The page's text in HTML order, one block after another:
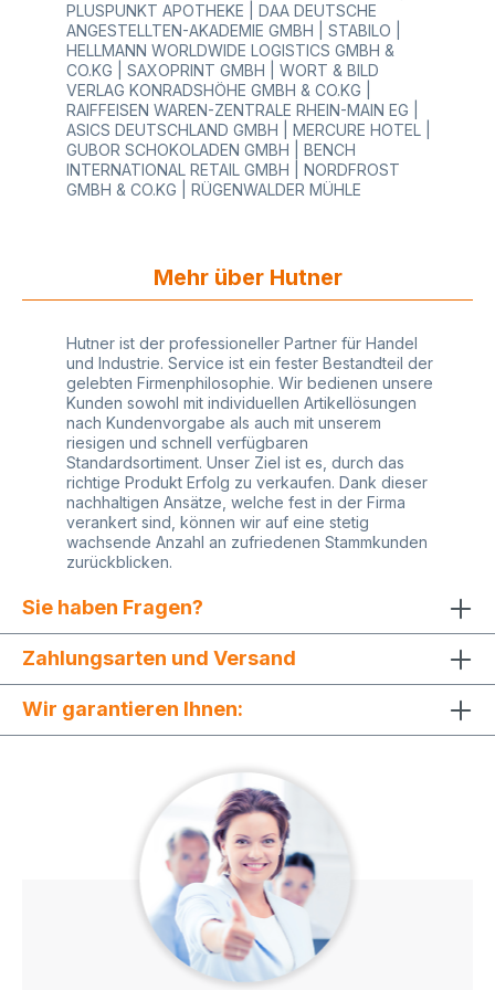
vektorisierte Druckdaten und alle Schriften in
Kurven konvertiert (z. B. vektorisierte PDF, EPS,
CDR, oder AI). Falls Sie keine vektorisierten Daten
haben, können wir Ihnen gerne, auf Anfrage,
kostengünstig bei der Datenerstellung helfen.
Nicht alle Druckmotive können im
Siebdruckverfahren realisiert werden. Ihre Daten
und Dateien senden Sie uns am besten per E-mail
zu, wir prüfen sie und erstellen Ihnen dann einen
Korrekturabzug zur Druckfreigabe bzw.
abweichen. Die Taschenfarbe kann je nach
Toleranzbereich. Druckbereich: Ideal sind Motive
mit einer Größe von ca. 30% Druckfläche, diese
wirken optisch sehr gut. Eine vollflächige
Bedruckung der ganzen Taschenseite ist im
Siebdruckverfahren leider nicht möglich -
druckfreie Abstände zum Rand müssen
berücksichtigt werden: - Henkelbereich: vom
oberen Taschenrand gemessen ca. 9 cm
druckfreier Abstand nach unten - Bodenbereich:
vom unteren Taschenrand gemessen ca. 3 cm
druckfreier Abstand nach oben - Seitenbereich:
vom Seitenrand gemessen ca. 2 cm druckfreier
Abstand rechts und links Die optimale max.
Motive müssen wir nach Drucktauglichkeit
gesondert prüfen und eventuell Änderungen
vornehmen. Im Siebdruckverfahren werden die
Papiertüten nachträglich bedruckt. Beim
Papiertüten manuell nachträglich bedruckt.
Dadurch kann es zu Chargenabweichungen sowie
und Farbton kommen. Größere Bestellmenge: Sie
benötigen eine größere Menge? Gerne erstellen
wir Ihnen hierzu ein kostengünstiges individuelles
Angebot. Kontaktieren Sie uns einfach! Möchten
Sie Papier Tüten bedrucken, aber Sie haben
keine fertige Druckdatei parat? Gerne sind wir
Ihnen bei der Gestaltung und Umsetzung Ihrer
Papiertragetaschen (Werbetaschen) behilflich.
Warum COMFORT Papiertüten farbig bedrucken?
- Ihre Vorteile beim Kauf von Papiertüten mit Logo:
Mit unseren COMFORT Papiertüten stärken Sie
PLUSPUNKT APOTHEKE | DAA DEUTSCHE
ANGESTELLTEN-AKADEMIE GMBH | STABILO |
HELLMANN WORLDWIDE LOGISTICS GMBH &
CO.KG | SAXOPRINT GMBH | WORT & BILD
VERLAG KONRADSHÖHE GMBH & CO.KG |
RAIFFEISEN WAREN-ZENTRALE RHEIN-MAIN EG |
ASICS DEUTSCHLAND GMBH | MERCURE HOTEL |
GUBOR SCHOKOLADEN GMBH | BENCH
INTERNATIONAL RETAIL GMBH | NORDFROST
GMBH & CO.KG | RÜGENWALDER MÜHLE
Mehr über Hutner
Hutner ist der professioneller Partner für Handel
und Industrie. Service ist ein fester Bestandteil der
gelebten Firmenphilosophie. Wir bedienen unsere
Kunden sowohl mit individuellen Artikellösungen
nach Kundenvorgabe als auch mit unserem
riesigen und schnell verfügbaren
Standardsortiment. Unser Ziel ist es, durch das
richtige Produkt Erfolg zu verkaufen. Dank dieser
nachhaltigen Ansätze, welche fest in der Firma
verankert sind, können wir auf eine stetig
wachsende Anzahl an zufriedenen Stammkunden
zurückblicken.
Sie haben Fragen?
Zahlungsarten und Versand
Wir garantieren Ihnen: